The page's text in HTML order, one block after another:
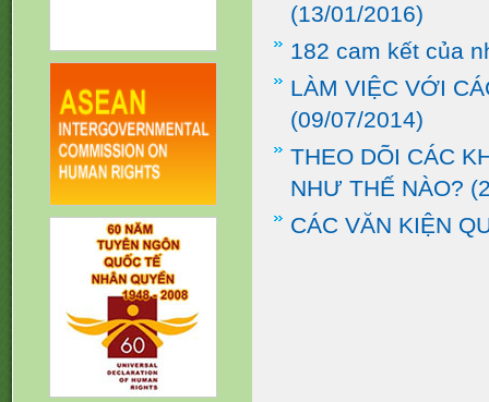
(13/01/2016)
182 cam kết của
LÀM VIỆC VỚI
(09/07/2014)
THEO DÕI CÁC
NHƯ THẾ NÀO?
CÁC VĂN KIỆN